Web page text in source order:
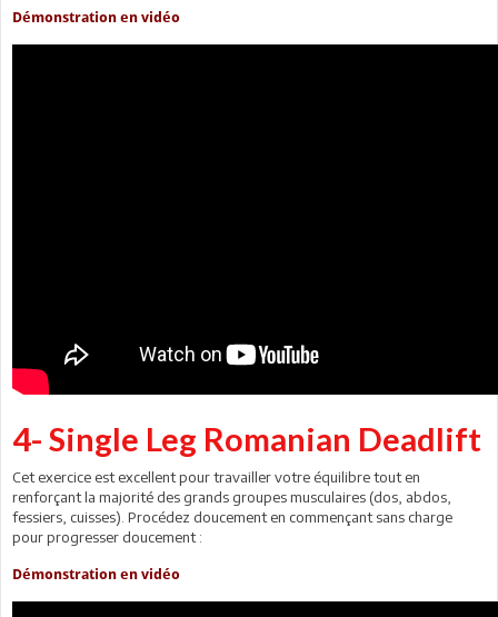
Démonstration en vidéo
4- Single Leg Romanian Deadlift
Cet exercice est excellent pour travailler votre équilibre tout en
renforçant la majorité des grands groupes musculaires (dos, abdos,
fessiers, cuisses). Procédez doucement en commençant sans charge
pour progresser doucement :
Démonstration en vidéo